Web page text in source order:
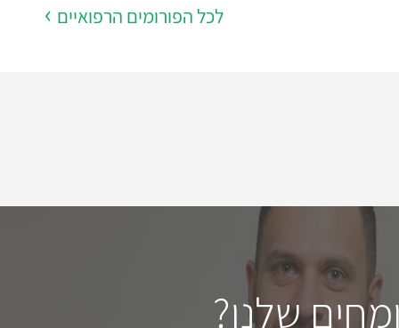
לכל הפורומים הרפואיים
שלנו?